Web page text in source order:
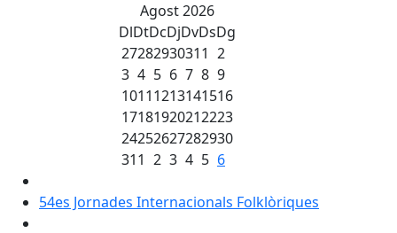
Agost 2026
DlDtDcDjDvDsDg
27282930311 2
3 4 5 6 7 8 9
10111213141516
17181920212223
24252627282930
311 2 3 4 5 6
54es Jornades Internacionals Folklòriques